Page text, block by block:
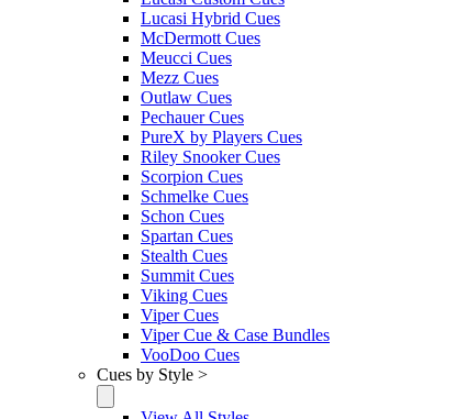
Lucasi Hybrid Cues
McDermott Cues
Meucci Cues
Mezz Cues
Outlaw Cues
Pechauer Cues
PureX by Players Cues
Riley Snooker Cues
Scorpion Cues
Schmelke Cues
Schon Cues
Spartan Cues
Stealth Cues
Summit Cues
Viking Cues
Viper Cues
Viper Cue & Case Bundles
VooDoo Cues
Cues by Style >